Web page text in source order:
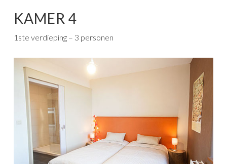
KAMER 4
1ste verdieping – 3 personen